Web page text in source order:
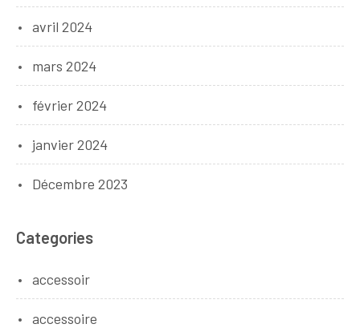
avril 2024
mars 2024
février 2024
janvier 2024
Décembre 2023
Categories
accessoir
accessoire